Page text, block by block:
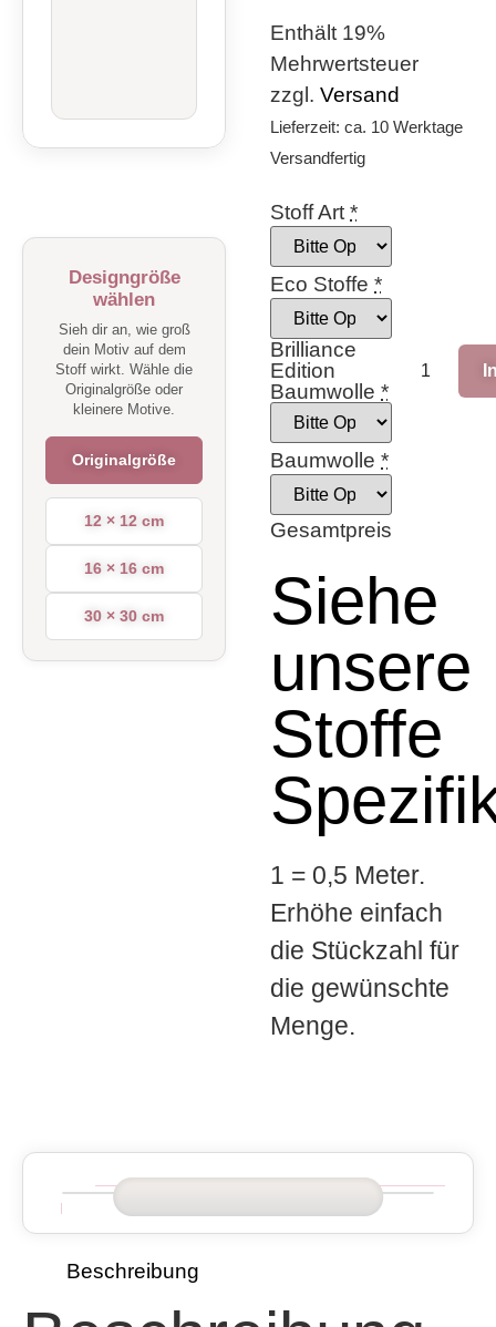
Designgröße
wählen
Sieh dir an, wie groß
dein Motiv auf dem
Stoff wirkt. Wähle die
Originalgröße oder
kleinere Motive.
Originalgröße
12 × 12 cm
16 × 16 cm
30 × 30 cm
Enthält 19%
Mehrwertsteuer
zzgl. Versand
Lieferzeit: ca. 10 Werktage
Versandfertig
Stoff Art *
Eco Stoffe *
Brilliance
Edition
Baumwolle *
Baumwolle *
Gesamtpreis
Siehe
unsere
Stoffe
1 = 0,5 Meter.
Erhöhe einfach
die Stückzahl für
die gewünschte
Menge.
Beschreibung